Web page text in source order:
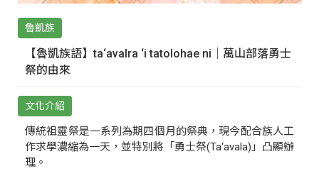
魯凱族
【魯凱族語】ta‘avalra ‘i tatolohae ni｜萬山部落勇士
祭的由來
文化介紹
傳統祖靈祭是一系列為期四個月的祭典，現今配合族人工
作求學濃縮為一天，並特別將「勇士祭(Ta‘avala)」凸顯辦
理。